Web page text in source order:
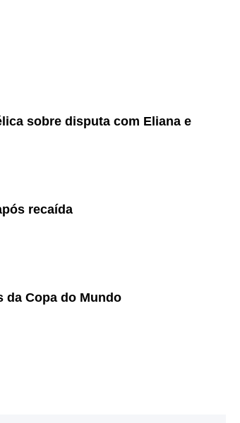
sobre disputa com Eliana e
recaída
da Copa do Mundo